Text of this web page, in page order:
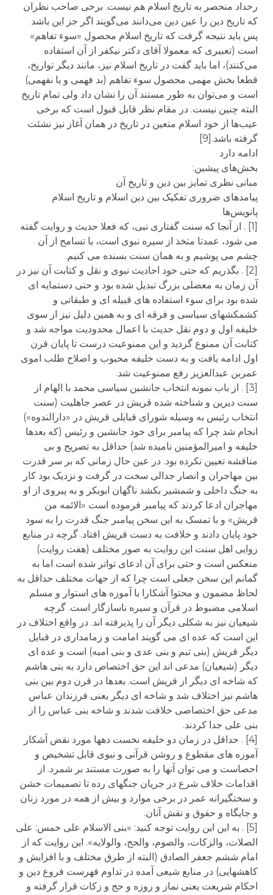
رخداد منحصر به تاریخ اسلام هم نیست. برخی صاحب نظران
که تاریخ دین را عین دین می‌دانند می‌گویند اگر جز این باشد
پس باید نتیجه گرفت که تاریخ اسلام محصول «سوء تفاهم»
است (تعبیری که معمولا آقای دکتر نیکفر از آن استفاده
می‌کنند)، اما باید گفت در تاریخ اسلام نیز، مانند دیگر تواریخ،
قطعا بخش مهمی محصول سوء تفاهم (بد فهمی و یا نفهمی)
است و می‌توان به طور مستند آن را نشان داد ولی تمام تاریخ
البته چنین نیست. در مقام نظر قابل قبول است که برخی
عیب‌ها از خود اسلام متعین در تاریخ در همان آغاز نیز نشئت
گرفته باشد.[9]
ادامه دارد
بخش‌های پیشین:
مبانی نظری تمایز بین دین و تاریخ آن
پیامدهای ضروری تفکیک بین دین اسلام و تاریخ اسلام
پانویس‌ها
[1] . از آنجا که سنت گفتاری نبی، که فعلا حدیث و روایت گفته
می شود، عمدتا متخذ از سیره نبوی است، با تسامح از آن
چشم می پوشیم و به همان سنت بسنده می کنیم.
[2] . بگذریم که حتی خود احادیث نبوی و نقل و کتابت آن نیز در
آن زمان به معضلی بزرگ تبدیل شده بود و حتی دستمایه ای
شده بود برای سوء استفاده های قبیله ای و طبقاتی و
کشمکشهای سیاسی و فرقه ای و به همین دلیل نیز از سوی
خلیفه اول و دوم نقل حدیث با اعمال محدودیت مواجه شد و
کتابت آن ممنوع گردید و این ممنوعیت درست تا پایان قرن
اول ادامه یافت و به دست خلیفه محبوب و اصلاح طلب اموی
عمربن عبدالعزیز رفع ممنوعیت شد.
[3] . از باب نمونه انتخاب جانشین سیاسی محمد با الهام از
سنت دیرین و شناخته شده قریش در عصر جاهلیت (سنت
انتخاب رئیس به وسیله شورای قبایلی قریش در «دارالندوه»)
انجام شد چرا که پیامبر برای خود جانشین و رئیس (که بعدها
خلیفه و امیرالمؤمنین نامیده شد) حداقل به تصریح و بی
مناقشه تعیین نکرده بود. در عین حال زمانی که بر سر قدرت
بین مهاجران و انصار جدالی سخت در گرفت و نزدیک بود کار
به جنگ داخلی و شمشیر بکشد ناگهان ابوبکر و به پیروی از او
مهاجران ادعا کردند که پیامبر فرموده است «الائمه من
قریش» و با تمسک به این سخن پیامبر جنگ قدرت را به سود
خود پایان دادند و خلافت به دست قریش افتاد. گرچه در منابع
روایی اهل سنت این روایت به صور مختلف (هفت روایت)
منعکس است و حتی برای آن ادعای تواتر شده است اما به
گمانم این سخن جعلی است چرا که از جهات مختلف حداقل به
لحاظ مضمون و محتوا آشکارا با آموزه های استوار و مسلم
اسلامی مضبوط در قرآن و سیره ناسازگار است. گرچه
شیعیان نیز به شکلی دیگر آن را پذیرفته اند. در واقع اختلاف در
این است که عده ای می گویند امامت و زمامداری در قبایل
دیگر قریش (بنی تیم و بنی عدی و بنی امیه) است و عده ای
دیگر (شیعیان) مدعی اند این حق اختصاص دارد به بنی هاشم
که شاخه ای دیگر از قریش است. بعدها در قرن دوم بین بنی
هاشم نیز اختلاف شد و شاخه ای دیگر یعنی فرزندان عباس
مدعی حق اختصاصی خلافت شدند و شاخه بنی عباس را از
بنی علی جدا کردند.
[4] . حداقل در زمان دو خلیفه نخست دهها مورد نقض آشکار
آموزه های مقطوع و روشن قرآنی و نبوی قابل تشخیص و
احصاست و می توان آنها را به صورت مستند بر شمرد. از
اقدامات خلاف شرع در جریان جنگهای رده تا تصمیمات خشن
و سختگیرانه عمر در برخی موارد و بیش از همه در مورد زنان
و جایگاه و حقوق و نقش آنان.
[5] . به این این روایت توجه کنید: «بنی الاسلام علی خمس: علی
الصلات، والزکات، والصوم، والحج، والولایه». این روایت که از
امام ششم جعفر الصادق (البته از طرق مختلف و با افزایش و
کاهشهایی) در منابع شیعی آمده در تداوم فهرست فروع دین و
احکام شریعت یعنی نماز و روزه و حج و زکات قرار گرفته و